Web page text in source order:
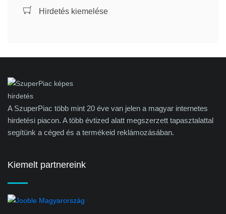
Hirdetés kiemelése
A SzuperPiac több mint 20 éve van jelen a magyar internetes
hirdetési piacon. A több évtized alatt megszerzett tapasztalattal
segítünk a céged és a termékeid reklámozásában.
Kiemelt partnereink